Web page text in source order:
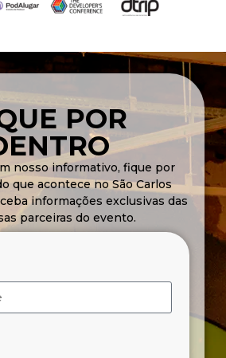
POR
nosso informativo, fique por
que acontece no São Carlos
informações exclusivas das
parceiras do evento.